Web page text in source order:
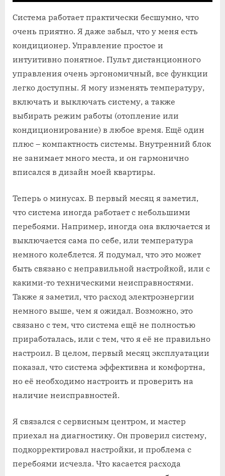
Система работает практически бесшумно, что
очень приятно. Я даже забыл, что у меня есть
кондиционер. Управление простое и
интуитивно понятное. Пульт дистанционного
управления очень эргономичный, все функции
легко доступны. Я могу изменять температуру,
включать и выключать систему, а также
выбирать режим работы (отопление или
кондиционирование) в любое время. Ещё один
плюс – компактность системы. Внутренний блок
не занимает много места, и он гармонично
вписался в дизайн моей квартиры.
Теперь о минусах. В первый месяц я заметил,
что система иногда работает с небольшими
перебоями. Например, иногда она включается и
выключается сама по себе, или температура
немного колеблется. Я подумал, что это может
быть связано с неправильной настройкой, или с
какими-то техническими неисправностями.
Также я заметил, что расход электроэнергии
немного выше, чем я ожидал. Возможно, это
связано с тем, что система ещё не полностью
приработалась, или с тем, что я её не правильно
настроил. В целом, первый месяц эксплуатации
показал, что система эффективна и комфортна,
но её необходимо настроить и проверить на
наличие неисправностей.
Я связался с сервисным центром, и мастер
приехал на диагностику. Он проверил систему,
подкорректировал настройки, и проблема с
перебоями исчезла. Что касается расхода